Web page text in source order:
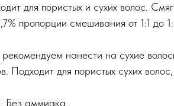
для пористых и сухих волос.
пропорции смешивания от 1:1
рекомендуем нанести на сухие
Подходит для пористых сухих
Без аммиака.